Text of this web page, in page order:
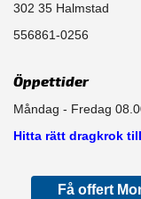
302 35 Halmstad
556861-0256
Öppettider
Måndag - Fredag
Hitta rätt dragkrok
Få offert